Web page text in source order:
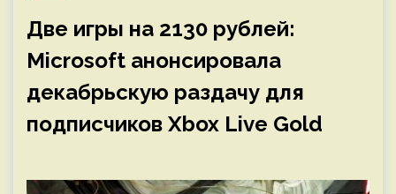
Две игры на 2130 рублей:
Microsoft анонсировала
декабрьскую раздачу для
подписчиков Xbox Live Gold